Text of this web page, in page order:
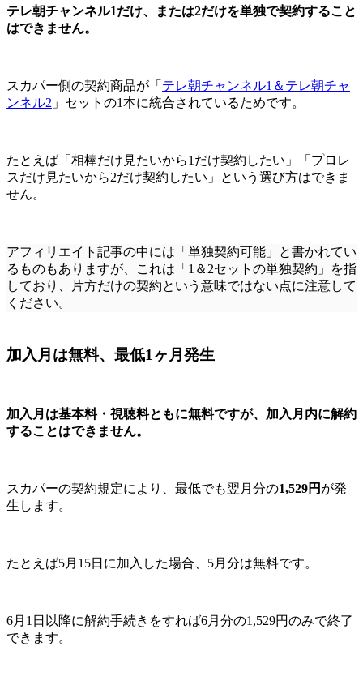
テレ朝チャンネル1だけ、または2だけを単独で契約すること
はできません。
スカパー側の契約商品が「 テレ朝チャンネル1＆テレ朝チャ
ンネル2 」セットの1本に統合されているためです。
たとえば「相棒だけ見たいから1だけ契約したい」「プロレ
スだけ見たいから2だけ契約したい」という選び方はできま
せん。
アフィリエイト記事の中には「単独契約可能」と書かれてい
るものもありますが、これは 「1＆2セットの単独契約」
を指
しており、片方だけの契約という意味ではない点に注意して
ください。
加入月は無料、最低1ヶ月発生
加入月は基本料・視聴料ともに無料ですが、加入月内に解約
することはできません。
スカパーの契約規定により、最低でも翌月分の1,529円 が発
生します。
たとえば5月15日に加入した場合、5月分は無料です。
6月1日以降に解約手続きをすれば6月分の1,529円のみで終了
できます。